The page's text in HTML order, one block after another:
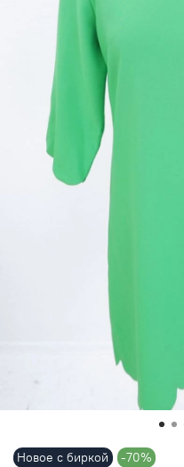
Новое с биркой -70%